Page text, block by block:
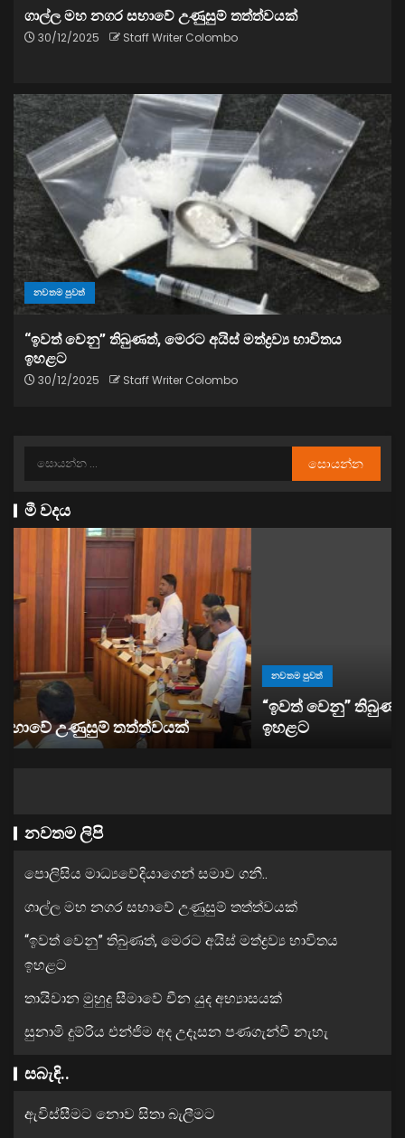
ගාල්ල මහ නගර සභාවේ උණුසුම් තත්ත්වයක්
30/12/2025 Staff Writer Colombo
නවතම පුවත්
“ඉවත් වෙනු” තිබුණත්, මෙරට අයිස් මත්ද්‍රව්‍ය භාවිතය
ඉහළට
30/12/2025 Staff Writer Colombo
මී වදය
නවතම පුවත්
“ඉවත් වෙනු” තිබුණත්, මෙරට අයිස් මත්ද්‍රව්‍ය භාවිතය
ඉහළට
නවතම ලිපි
පොලිසිය මාධ්‍යවේදියාගෙන් සමාව ගනී..
ගාල්ල මහ නගර සභාවේ උණුසුම් තත්ත්වයක්
“ඉවත් වෙනු” තිබුණත්, මෙරට අයිස් මත්ද්‍රව්‍ය භාවිතය
ඉහළට
තායිවාන මුහුදු සීමාවේ චීන යුද අභ්‍යාසයක්
සුනාමි දුම්රිය එන්ජිම අද උදෑසන පණගැන්වී නැහැ
සබැඳි..
ඇවිස්සීමට නොව සිතා බැලීමට